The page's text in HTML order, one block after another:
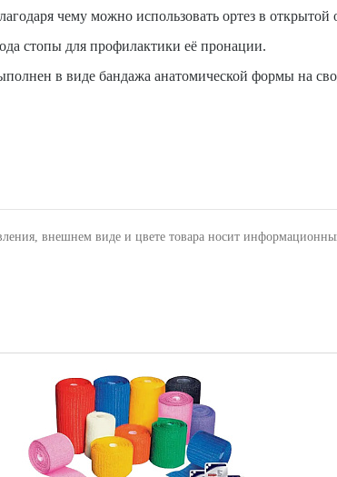
чему можно использовать ортез в
стопы для профилактики её пронации.
в виде бандажа анатомической формы на
внешнем виде и цвете товара носит